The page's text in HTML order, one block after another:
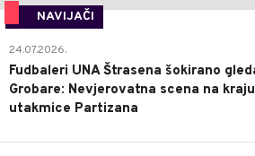
NAVIJAČI
24.07.2026.
Fudbaleri UNA Štrasena šokirano
Grobare: Nevjerovatna scena na kraju
utakmice Partizana